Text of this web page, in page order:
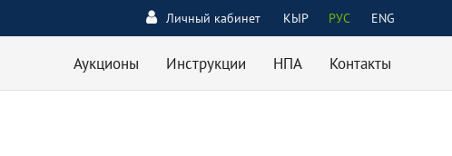
КЫР РУС ENG
Личный кабинет
Аукционы Инструкции НПА Контакты